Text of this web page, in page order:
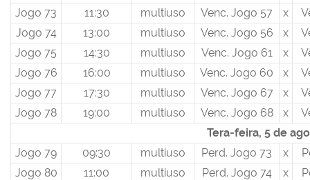
Jogo 73
11:30 multiuso Venc. Jogo 57 x
Jogo 74
13:00 multiuso Venc. Jogo 56 x
Jogo 75
14:30 multiuso Venc. Jogo 61 x
Jogo 76
16:00 multiuso Venc. Jogo 60 x
Jogo 77
17:30 multiuso Venc. Jogo 67 x
Jogo 78
19:00 multiuso Venc. Jogo 68 x
Tera-feira, 5 de
Jogo 79
09:30 multiuso Perd. Jogo 73 x
Jogo 80
11:00 multiuso Perd. Jogo 74 x